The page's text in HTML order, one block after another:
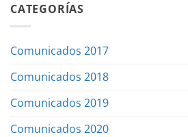
CATEGORÍAS
Comunicados 2017
Comunicados 2018
Comunicados 2019
Comunicados 2020